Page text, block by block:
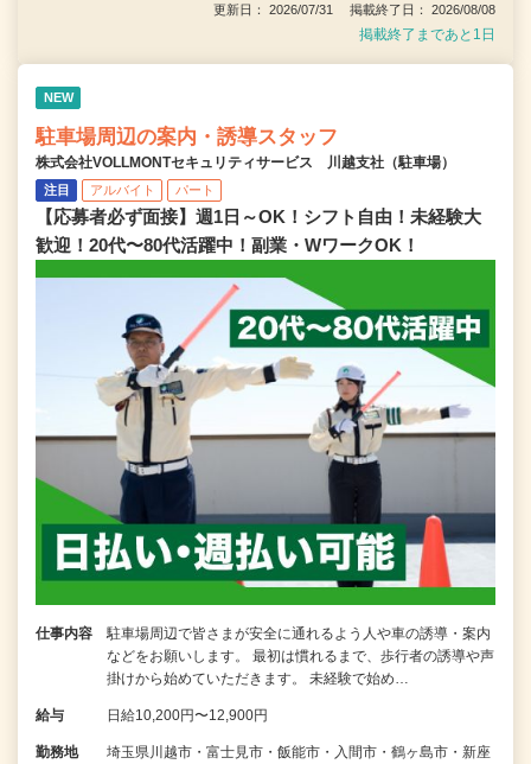
更新日： 2026/07/31 掲載終了日： 2026/08/08
掲載終了まであと1日
NEW
駐車場周辺の案内・誘導スタッフ
株式会社VOLLMONTセキュリティサービス 川越支社（駐車場）
注目 アルバイト パート
【応募者必ず面接】週1日～OK！シフト自由！未経験大
歓迎！20代〜80代活躍中！副業・WワークOK！
仕事内容
駐車場周辺で皆さまが安全に通れるよう人や車の誘導・案内
などをお願いします。 最初は慣れるまで、歩行者の誘導や声
掛けから始めていただきます。 未経験で始め…
給与 日給10,200円〜12,900円
勤務地
埼玉県川越市・富士見市・飯能市・入間市・鶴ヶ島市・新座